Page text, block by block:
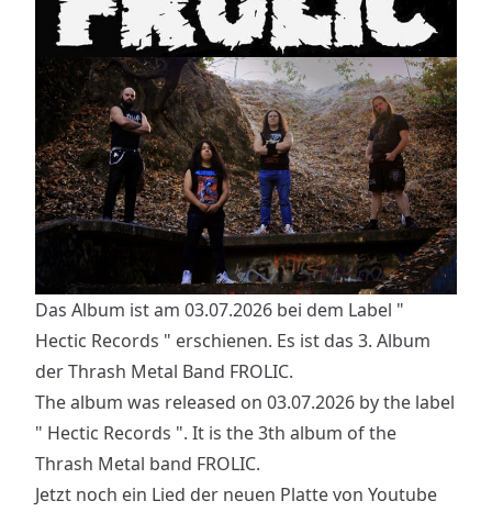
Das Album ist am 03.07.2026 bei dem Label "
Hectic Records " erschienen. Es ist das 3. Album
der Thrash Metal Band FROLIC.
The album was released on 03.07.2026 by the label
" Hectic Records ". It is the 3th album of the
Thrash Metal band FROLIC.
Jetzt noch ein Lied der neuen Platte von Youtube